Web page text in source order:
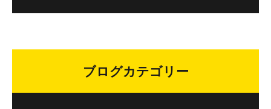
ブログカテゴリー